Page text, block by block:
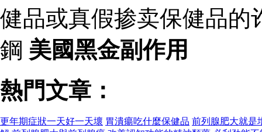
健品或真假掺卖保健品的
鋼 美國黑金副作用
熱門文章：
更年期症狀一天好一天壞 胃潰瘍吃什麼保健品 前列腺肥大就是